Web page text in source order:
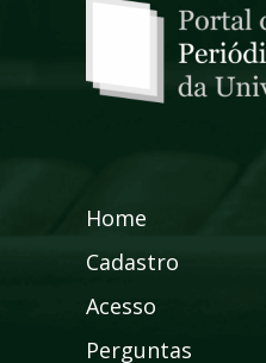
Home
Cadastro
Acesso
Perguntas